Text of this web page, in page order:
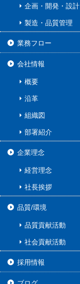
企画・開発・設計
製造・品質管理
業務フロー
会社情報
概要
沿革
組織図
部署紹介
企業理念
経営理念
社長挨拶
品質/環境
品質貢献活動
社会貢献活動
採用情報